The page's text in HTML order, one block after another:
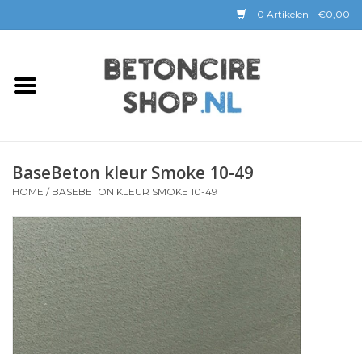
0 Artikelen - €0,00
Home
BaseBeton | Kant & Klaar
Sichtbeton
GEREEDSCHAP &
COATINGS
Verwerking
BaseBeton kleur Smoke 10-49
HOME / BASEBETON KLEUR SMOKE 10-49